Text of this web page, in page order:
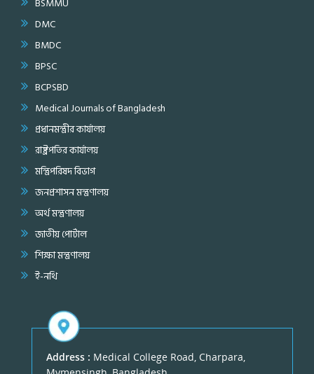
DMC
BMDC
BPSC
BCPSBD
Medical Journals of Bangladesh
প্রধানমন্ত্রীর কার্যালয়
রাষ্ট্রপতির কার্যালয়
মন্ত্রিপরিষদ বিভাগ
জনপ্রশাসন মন্ত্রণালয়
অর্থ মন্ত্রণালয়
জাতীয় পোর্টাল
শিক্ষা মন্ত্রণালয়
ই-নথি
Address : Medical College Road, Charpara,